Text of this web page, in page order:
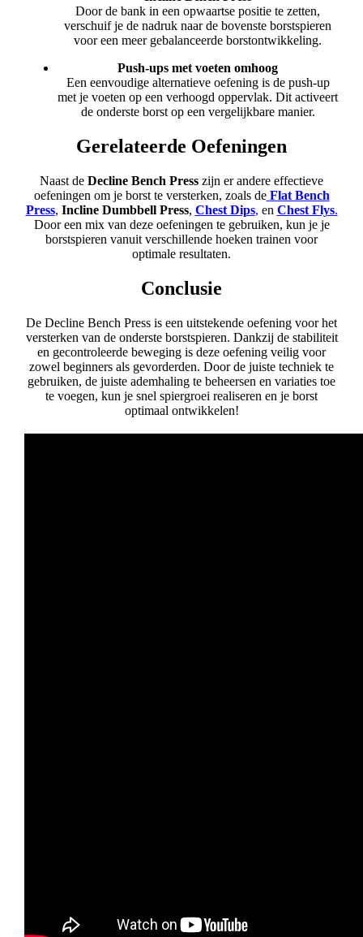
Door de bank in een opwaartse positie te zetten,
verschuif je de nadruk naar de bovenste borstspieren
voor een meer gebalanceerde borstontwikkeling.
Push-ups met voeten omhoog
Een eenvoudige alternatieve oefening is de push-up
met je voeten op een verhoogd oppervlak. Dit activeert
de onderste borst op een vergelijkbare manier.
Gerelateerde Oefeningen
Naast de Decline Bench Press zijn er andere effectieve
oefeningen om je borst te versterken, zoals de Flat Bench
Press, Incline Dumbbell Press, Chest Dips, en Chest Flys.
Door een mix van deze oefeningen te gebruiken, kun je je
borstspieren vanuit verschillende hoeken trainen voor
optimale resultaten.
Conclusie
De Decline Bench Press is een uitstekende oefening voor het
versterken van de onderste borstspieren. Dankzij de stabiliteit
en gecontroleerde beweging is deze oefening veilig voor
zowel beginners als gevorderden. Door de juiste techniek te
gebruiken, de juiste ademhaling te beheersen en variaties toe
te voegen, kun je snel spiergroei realiseren en je borst
optimaal ontwikkelen!